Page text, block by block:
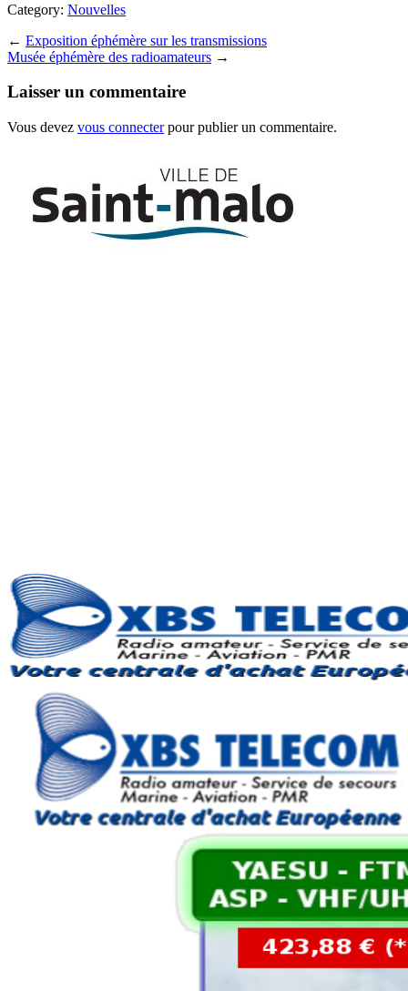
Category: Nouvelles
← Exposition éphémère sur les transmissions
Musée éphémère des radioamateurs →
Laisser un commentaire
Vous devez vous connecterpour publier un commentaire.